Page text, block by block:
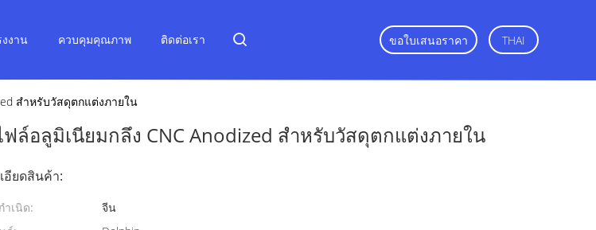
งาน ควบคุมคุณภาพ ติดต่อเรา ขอใบเสนอราคา THAI
สำหรับวัสดุตกแต่งภายใน
ฟล์อลูมิเนียมกลึง CNC Anodized สำหรับวัสดุตกแต่งภายใน
อียดสินค้า:
ำเนิด:
จีน